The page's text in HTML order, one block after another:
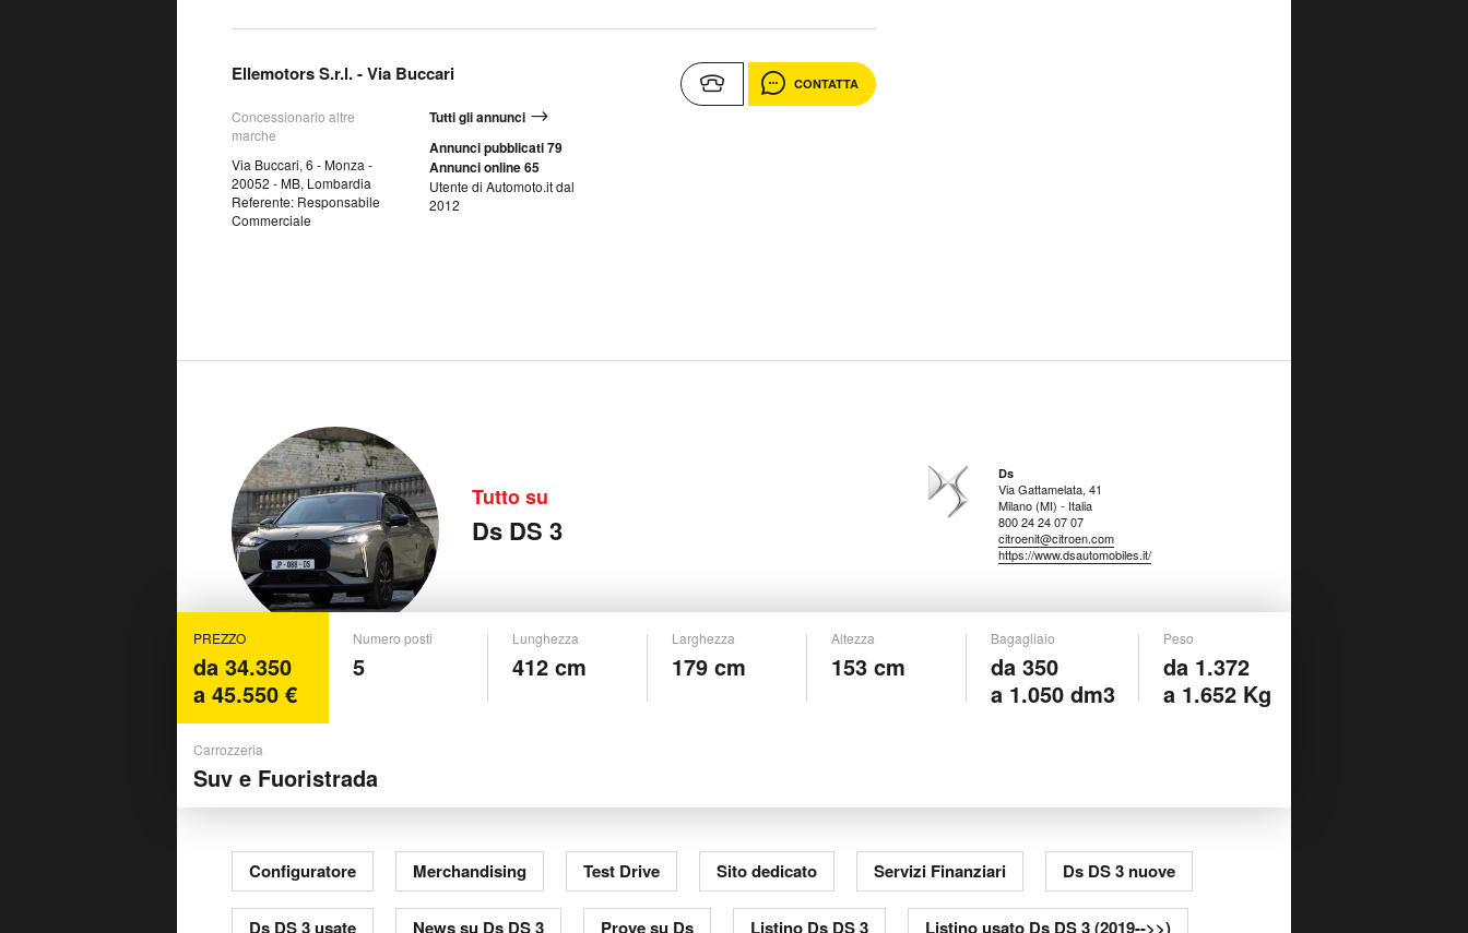
Ellemotors S.r.l. - Via Buccari
Concessionario altre
marche
Via Buccari, 6 - Monza -
20052 - MB, Lombardia
Referente: Responsabile
Commerciale
Tutti gli annunci
Annunci pubblicati 79
Annunci online 65
Utente di Automoto.it dal
2012
CONTATTA
Tutto su
Ds DS 3
Ds
Via Gattamelata, 41
Milano (MI) - Italia
800 24 24 07 07
citroenit@citroen.com
https://www.dsautomobiles.it/
PREZZO
da 34.350
a 45.550 €
Numero posti
5
Lunghezza
412 cm
Larghezza
179 cm
Altezza
153 cm
Bagagliaio
da 350
a 1.050 dm3
Peso
da 1.372
a 1.652 Kg
Carrozzeria
Suv e Fuoristrada
Configuratore Merchandising Test Drive Sito dedicato Servizi Finanziari Ds DS 3 nuove
Ds DS 3 usate News su Ds DS 3 Prove su Ds Listino Ds DS 3 Listino usato Ds DS 3 (2019-->>)